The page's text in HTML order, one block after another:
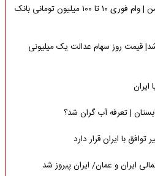
وام برای یارانه بگیران بدون ضامن | وام فوری ۱۰ تا ۱۰۰ میلیون تومانی بانک
قیمت روز سهام عدالت یک میلیونی
| تعرفه آب گران شد؟
ایران و عمان/ ایران پیروز شد